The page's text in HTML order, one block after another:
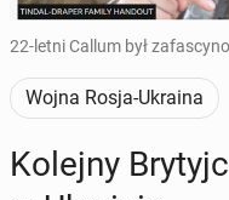
22-letni Callum był
Wojna Rosja-Ukraina
Kolejny